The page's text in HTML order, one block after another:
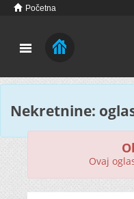
Početna
Nekretnine:
Ovaj